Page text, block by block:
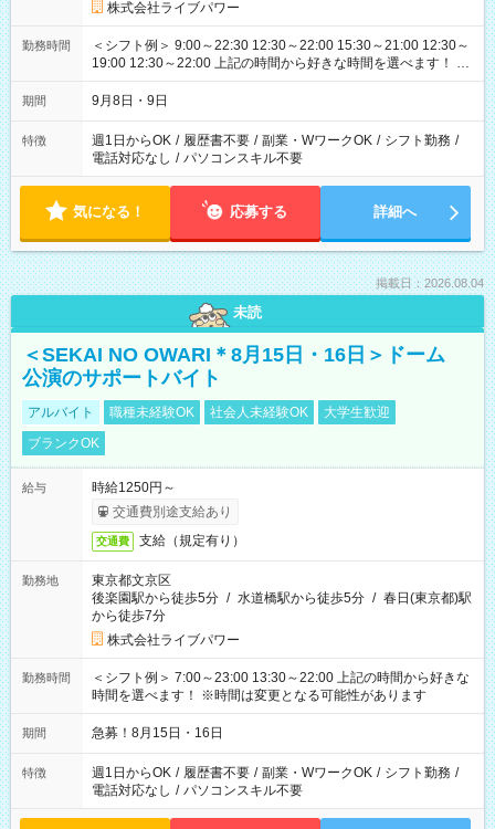
株式会社ライブパワー
勤務時間
＜シフト例＞ 9:00～22:30 12:30～22:00 15:30～21:00 12:30～
19:00 12:30～22:00 上記の時間から好きな時間を選べます！ ※
時間は変更となる可能性があります
期間 9月8日・9日
特徴 週1日からOK / 履歴書不要 / 副業・WワークOK / シフト勤務 /
電話対応なし / パソコンスキル不要
気になる！ 応募する 詳細へ
掲載日：2026.08.04
未読
＜SEKAI NO OWARI＊8月15日・16日＞ドーム
公演のサポートバイト
アルバイト 職種未経験OK 社会人未経験OK
大学生歓迎
ブランクOK
給与
時給1250円～
交通費別途支給あり
交通費 支給（規定有り）
勤務地
東京都文京区
後楽園駅から徒歩5分 / 水道橋駅から徒歩5分 / 春日(東京都)駅
から徒歩7分
株式会社ライブパワー
勤務時間
＜シフト例＞ 7:00～23:00 13:30～22:00 上記の時間から好きな
時間を選べます！ ※時間は変更となる可能性があります
期間 急募！8月15日・16日
特徴 週1日からOK / 履歴書不要 / 副業・WワークOK / シフト勤務 /
電話対応なし / パソコンスキル不要